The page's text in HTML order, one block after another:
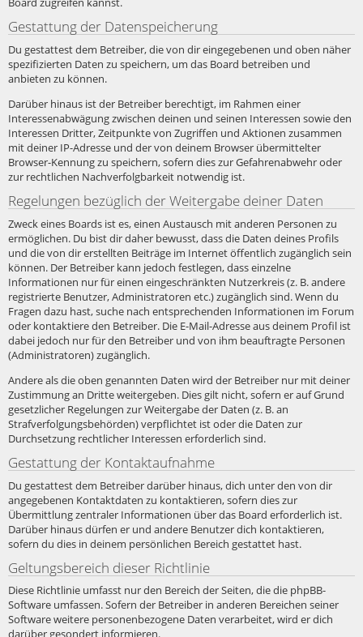
Gestattung der Datenspeicherung
Du gestattest dem Betreiber, die von dir eingegebenen und oben näher
spezifizierten Daten zu speichern, um das Board betreiben und
anbieten zu können.
Darüber hinaus ist der Betreiber berechtigt, im Rahmen einer
Interessenabwägung zwischen deinen und seinen Interessen sowie den
Interessen Dritter, Zeitpunkte von Zugriffen und Aktionen zusammen
mit deiner IP-Adresse und der von deinem Browser übermittelter
Browser-Kennung zu speichern, sofern dies zur Gefahrenabwehr oder
zur rechtlichen Nachverfolgbarkeit notwendig ist.
Regelungen bezüglich der Weitergabe deiner Daten
Zweck eines Boards ist es, einen Austausch mit anderen Personen zu
ermöglichen. Du bist dir daher bewusst, dass die Daten deines Profils
und die von dir erstellten Beiträge im Internet öffentlich zugänglich sein
können. Der Betreiber kann jedoch festlegen, dass einzelne
Informationen nur für einen eingeschränkten Nutzerkreis (z. B. andere
registrierte Benutzer, Administratoren etc.) zugänglich sind. Wenn du
Fragen dazu hast, suche nach entsprechenden Informationen im Forum
oder kontaktiere den Betreiber. Die E-Mail-Adresse aus deinem Profil ist
dabei jedoch nur für den Betreiber und von ihm beauftragte Personen
(Administratoren) zugänglich.
Andere als die oben genannten Daten wird der Betreiber nur mit deiner
Zustimmung an Dritte weitergeben. Dies gilt nicht, sofern er auf Grund
gesetzlicher Regelungen zur Weitergabe der Daten (z. B. an
Strafverfolgungsbehörden) verpflichtet ist oder die Daten zur
Durchsetzung rechtlicher Interessen erforderlich sind.
Gestattung der Kontaktaufnahme
Du gestattest dem Betreiber darüber hinaus, dich unter den von dir
angegebenen Kontaktdaten zu kontaktieren, sofern dies zur
Übermittlung zentraler Informationen über das Board erforderlich ist.
Darüber hinaus dürfen er und andere Benutzer dich kontaktieren,
sofern du dies in deinem persönlichen Bereich gestattet hast.
Geltungsbereich dieser Richtlinie
Diese Richtlinie umfasst nur den Bereich der Seiten, die die phpBB-
Software umfassen. Sofern der Betreiber in anderen Bereichen seiner
Software weitere personenbezogene Daten verarbeitet, wird er dich
darüber gesondert informieren.